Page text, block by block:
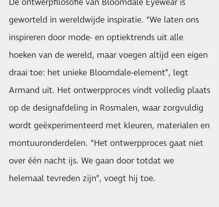
De ontwerpfilosofie van Bloomdale Eyewear is
geworteld in wereldwijde inspiratie. “We laten ons
inspireren door mode- en optiektrends uit alle
hoeken van de wereld, maar voegen altijd een eigen
draai toe: het unieke Bloomdale-element”, legt
Armand uit. Het ontwerpproces vindt volledig plaats
op de designafdeling in Rosmalen, waar zorgvuldig
wordt geëxperimenteerd met kleuren, materialen en
montuuronderdelen. “Het ontwerpproces gaat niet
over één nacht ijs. We gaan door totdat we
helemaal tevreden zijn”, voegt hij toe.